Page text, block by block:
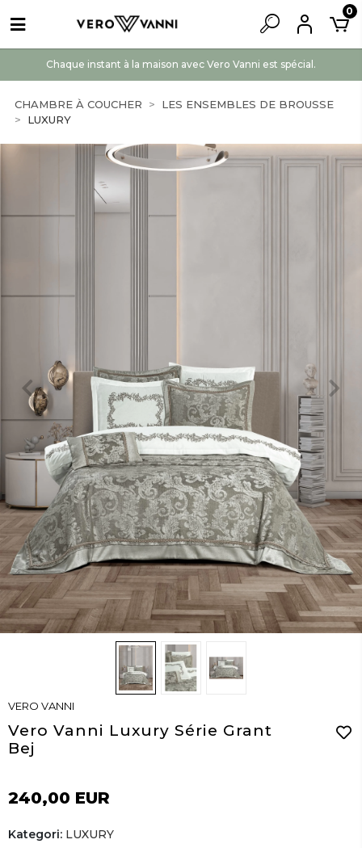
Chaque instant à la maison avec Vero Vanni est spécial.
0
CHAMBRE À COUCHER
LES ENSEMBLES DE BROUSSE
LUXURY
VERO VANNI
Vero Vanni Luxury Série Grant
Bej
240,00 EUR
Kategori: LUXURY